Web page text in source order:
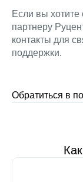
Если вы хотите
партнеру
контакты для
поддержки.
Обратиться в